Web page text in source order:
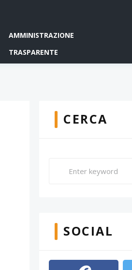
AMMINISTRAZIONE
TRASPARENTE
CERCA
SOCIAL